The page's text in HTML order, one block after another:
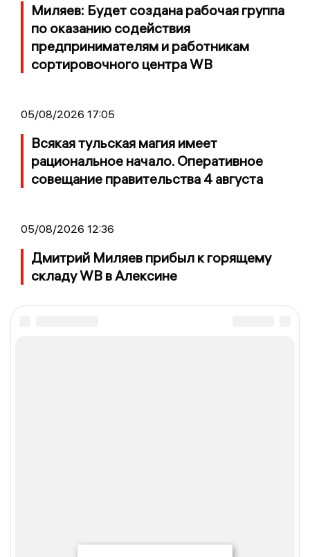
Миляев: Будет создана рабочая группа
по оказанию содействия
предпринимателям и работникам
сортировочного центра WB
05/08/2026 17:05
Всякая тульская магия имеет
рациональное начало. Оперативное
совещание правительства 4 августа
05/08/2026 12:36
Дмитрий Миляев прибыл к горящему
складу WB в Алексине